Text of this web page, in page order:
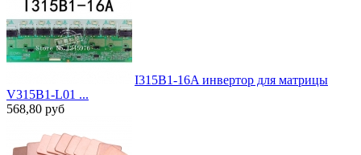
I315B1-16A инвертор для матрицы
V315B1-L01 ...
568,80 руб